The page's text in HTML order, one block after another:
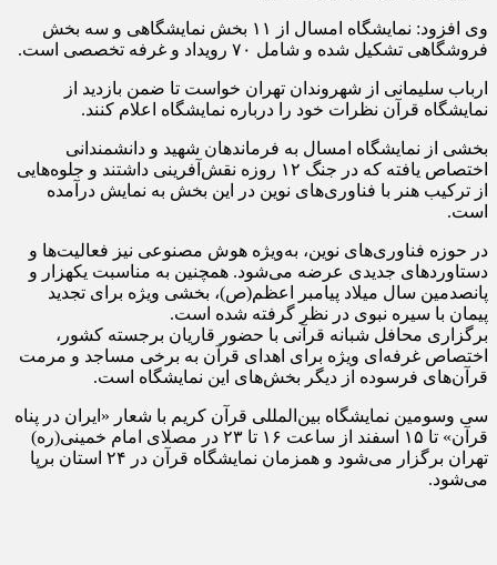
وی افزود: نمایشگاه امسال از ۱۱ بخش نمایشگاهی و سه بخش
فروشگاهی تشکیل شده و شامل ۷۰ رویداد و غرفه تخصصی است.
ارباب سلیمانی از شهروندان تهران خواست تا ضمن بازدید از
نمایشگاه قرآن نظرات خود را درباره نمایشگاه اعلام کنند.
بخشی از نمایشگاه امسال به فرماندهان شهید و دانشمندانی
اختصاص یافته که در جنگ ۱۲ روزه نقش‌آفرینی داشتند و جلوه‌هایی
از ترکیب هنر با فناوری‌های نوین در این بخش به نمایش درآمده
است.
در حوزه فناوری‌های نوین، به‌ویژه هوش مصنوعی نیز فعالیت‌ها و
دستاوردهای جدیدی عرضه می‌شود. همچنین به مناسبت یکهزار و
پانصدمین سال میلاد پیامبر اعظم(ص)، بخشی ویژه برای تجدید
پیمان با سیره نبوی در نظر گرفته شده است.
برگزاری محافل شبانه قرآنی با حضور قاریان برجسته کشور،
اختصاص غرفه‌ای ویژه برای اهدای قرآن به برخی مساجد و مرمت
قرآن‌های فرسوده از دیگر بخش‌های این نمایشگاه است.
سی وسومین نمایشگاه بین‌المللی قرآن کریم با شعار «ایران در پناه
قرآن» تا ۱۵ اسفند از ساعت ۱۶ تا ۲۳ در مصلای امام خمینی(ره)
تهران برگزار می‌شود و همزمان نمایشگاه قرآن در ۲۴ استان برپا
می‌شود.